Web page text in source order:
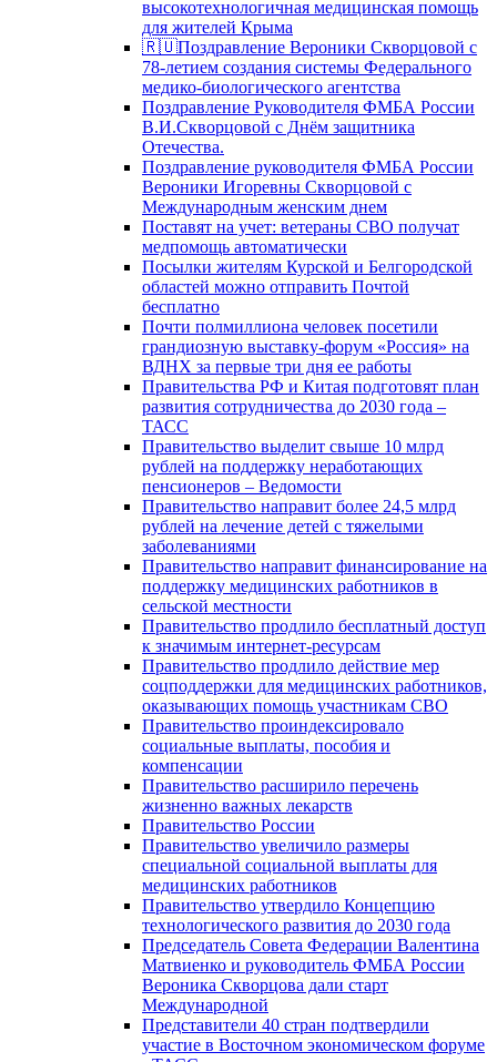
высокотехнологичная медицинская помощь
для жителей Крыма
🇷🇺Поздравление Вероники Скворцовой с
78-летием создания системы Федерального
медико-биологического агентства
Поздравление Руководителя ФМБА России
В.И.Скворцовой с Днём защитника
Отечества.
Поздравление руководителя ФМБА России
Вероники Игоревны Скворцовой с
Международным женским днем
Поставят на учет: ветераны СВО получат
медпомощь автоматически
Посылки жителям Курской и Белгородской
областей можно отправить Почтой
бесплатно
Почти полмиллиона человек посетили
грандиозную выставку-форум «Россия» на
ВДНХ за первые три дня ее работы
Правительства РФ и Китая подготовят план
развития сотрудничества до 2030 года –
ТАСС
Правительство выделит свыше 10 млрд
рублей на поддержку неработающих
пенсионеров – Ведомости
Правительство направит более 24,5 млрд
рублей на лечение детей с тяжелыми
заболеваниями
Правительство направит финансирование на
поддержку медицинских работников в
сельской местности
Правительство продлило бесплатный доступ
к значимым интернет-ресурсам
Правительство продлило действие мер
соцподдержки для медицинских работников,
оказывающих помощь участникам СВО
Правительство проиндексировало
социальные выплаты, пособия и
компенсации
Правительство расширило перечень
жизненно важных лекарств
Правительство России
Правительство увеличило размеры
специальной социальной выплаты для
медицинских работников
Правительство утвердило Концепцию
технологического развития до 2030 года
Председатель Совета Федерации Валентина
Матвиенко и руководитель ФМБА России
Вероника Скворцова дали старт
Международной
Представители 40 стран подтвердили
участие в Восточном экономическом форуме